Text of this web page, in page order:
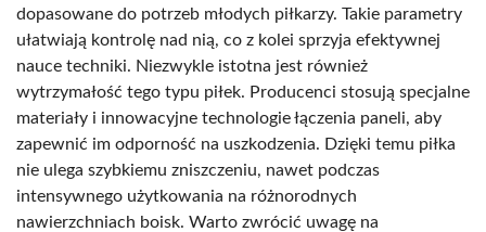
dopasowane do potrzeb młodych piłkarzy. Takie parametry
ułatwiają kontrolę nad nią, co z kolei sprzyja efektywnej
nauce techniki. Niezwykle istotna jest również
wytrzymałość tego typu piłek. Producenci stosują specjalne
materiały i innowacyjne technologie łączenia paneli, aby
zapewnić im odporność na uszkodzenia. Dzięki temu piłka
nie ulega szybkiemu zniszczeniu, nawet podczas
intensywnego użytkowania na różnorodnych
nawierzchniach boisk. Warto zwrócić uwagę na